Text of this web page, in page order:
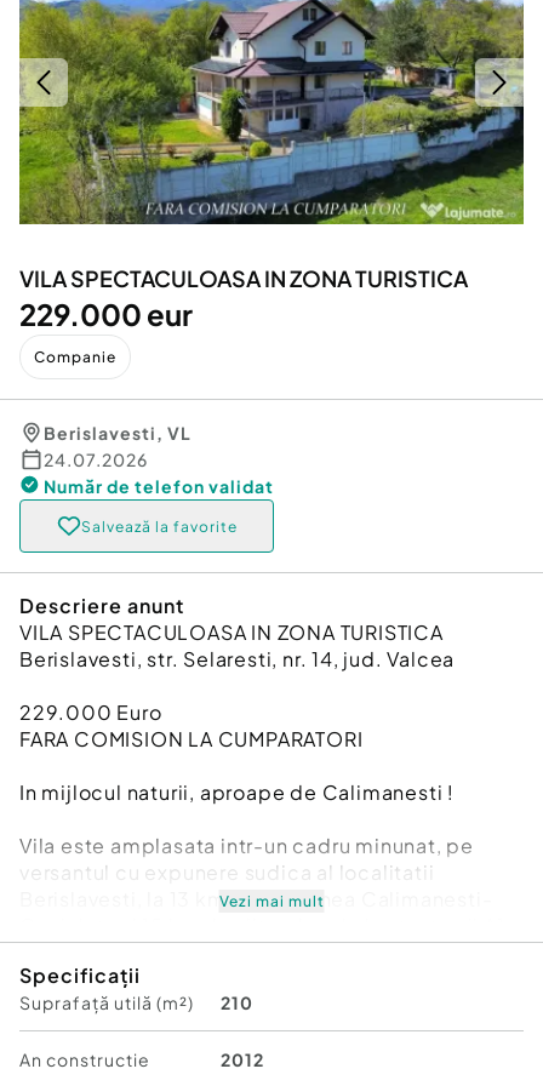
Servicii
Animale de companie
Afaceri și echipamente profesionale
Inchiriere Bunuri si Vehicule
Utilaje agricole si industriale
Piese auto si accesorii
Dacia Duster
VILA SPECTACULOASA IN ZONA TURISTICA
229.000 eur
Companie
Berislavesti, VL
24.07.2026
Număr de telefon validat
Salvează la favorite
Descriere anunt
VILA SPECTACULOASA IN ZONA TURISTICA
Berislavesti, str. Selaresti, nr. 14, jud. Valcea
229.000 Euro
FARA COMISION LA CUMPARATORI
In mijlocul naturii, aproape de Calimanesti !
Vila este amplasata intr-un cadru minunat, pe
versantul cu expunere sudica al localitatii
Berislavesti, la 13 km de statiunea Calimanesti-
Accesul este unul bun, asfaltat pana la
proprietate. Vecinatatile constau in case cu
terenuri mari, ce asigura linistea necesara, pe o
parte si livezi intinse pe cealalta parte.
Vezi mai mult
Specificații
Suprafață utilă (m²) 210
An constructie 2012